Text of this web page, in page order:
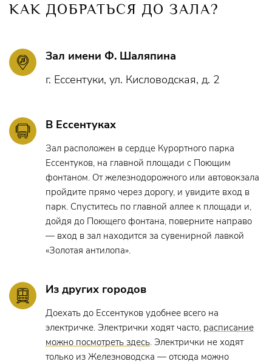
КАК ДОБРАТЬСЯ ДО ЗАЛА?
Зал имени Ф. Шаляпина
г. Ессентуки, ул. Кисловодская, д. 2
В Ессентуках
Зал расположен в сердце Курортного парка
Ессентуков, на главной площади с Поющим
фонтаном. От железнодорожного или автовокзала
пройдите прямо через дорогу, и увидите вход в
парк. Спуститесь по главной аллее к площади и,
дойдя до Поющего фонтана, поверните направо
— вход в зал находится за сувенирной лавкой
«Золотая антилопа».
Из других городов
Доехать до Ессентуков удобнее всего на
электричке. Электрички ходят часто, расписание
можно посмотреть здесь. Электрички не ходят
только из Железноводска — отсюда можно